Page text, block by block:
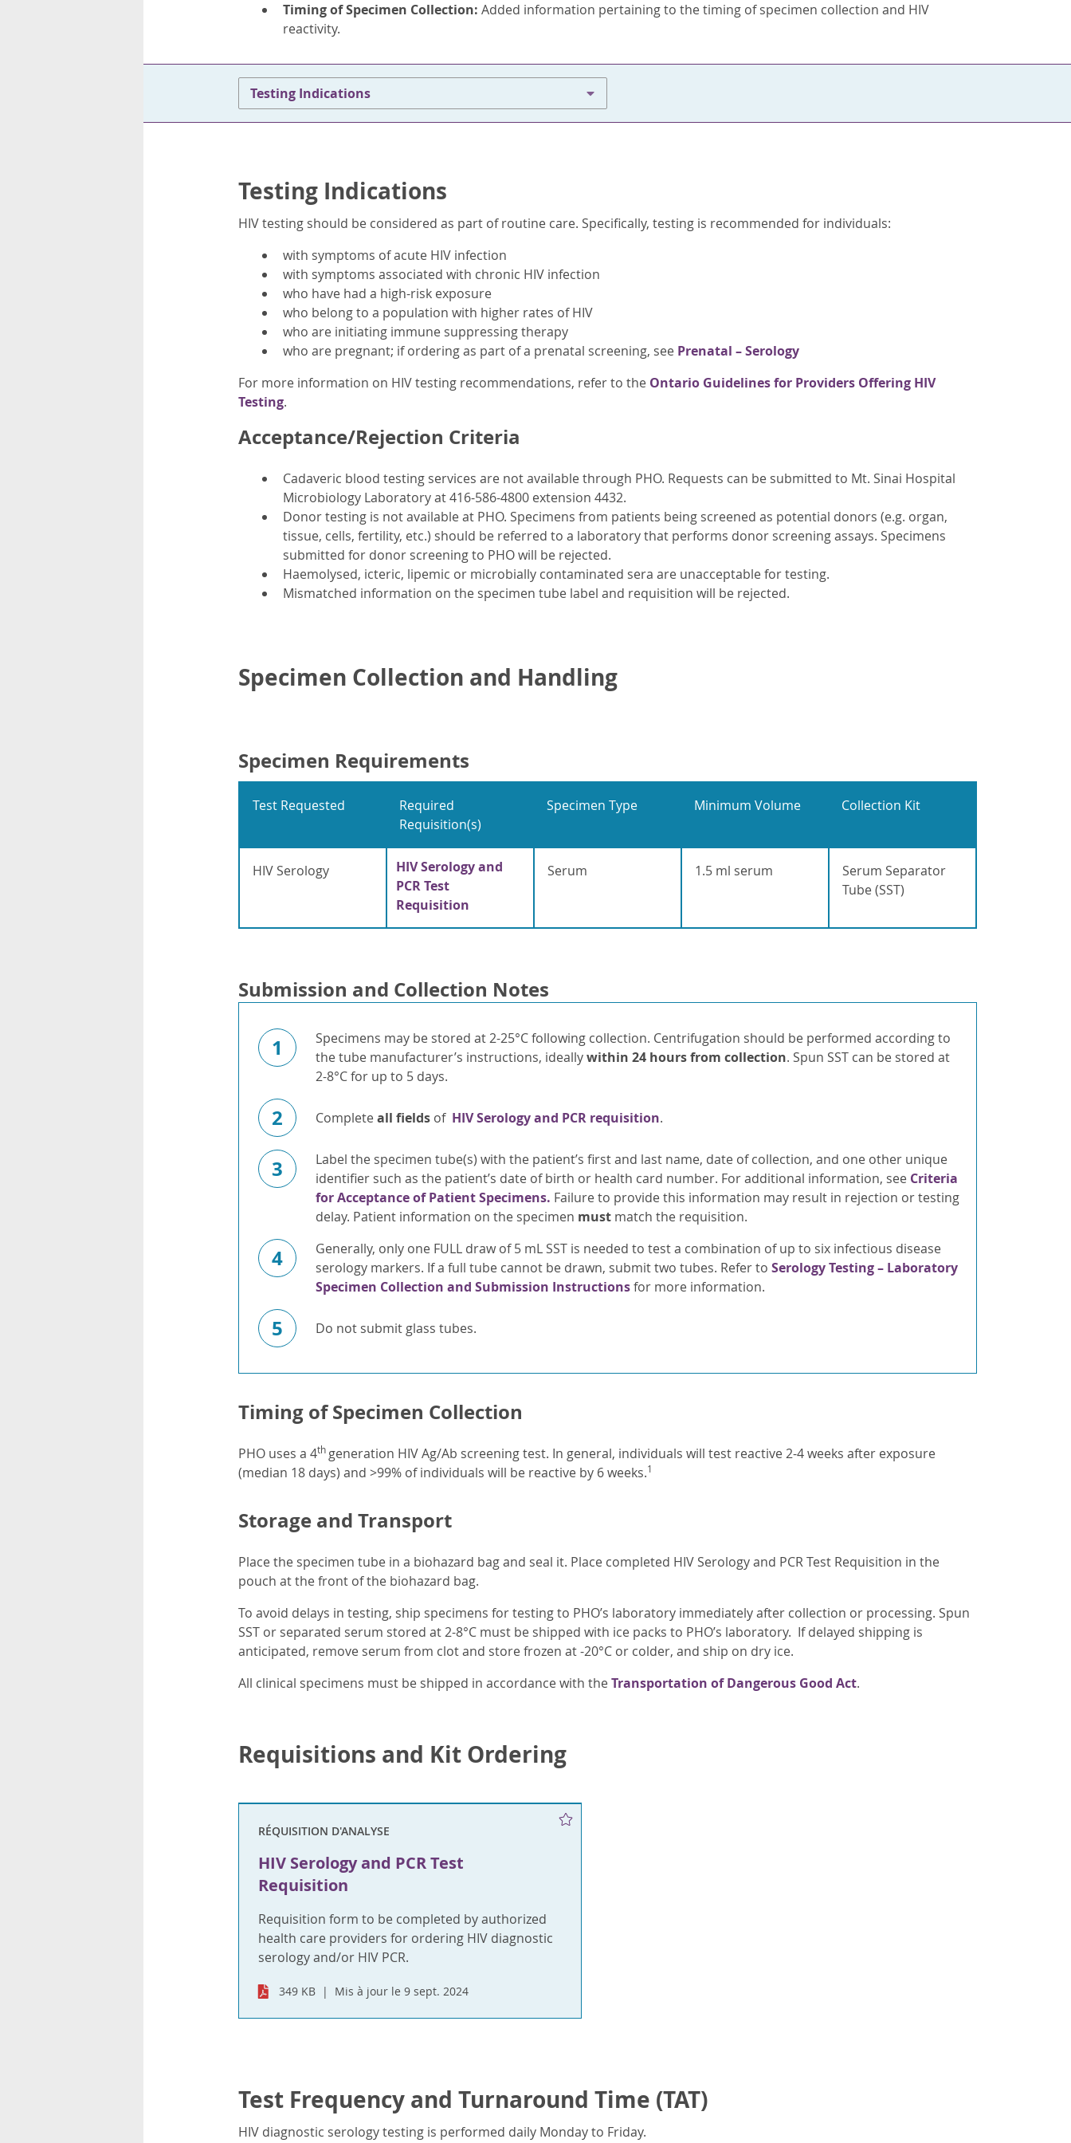
Timing of Specimen Collection: Added information pertaining to the timing of specimen collection and HIV
reactivity.
Testing Indications
Testing Indications
HIV testing should be considered as part of routine care. Specifically, testing is recommended for individuals:
with symptoms of acute HIV infection
with symptoms associated with chronic HIV infection
who have had a high-risk exposure
who belong to a population with higher rates of HIV
who are initiating immune suppressing therapy
who are pregnant; if ordering as part of a prenatal screening, see Prenatal – Serology
For more information on HIV testing recommendations, refer to the Ontario Guidelines for Providers Offering HIV
Testing.
Acceptance/Rejection Criteria
Cadaveric blood testing services are not available through PHO. Requests can be submitted to Mt. Sinai Hospital
Microbiology Laboratory at 416-586-4800 extension 4432.
Donor testing is not available at PHO. Specimens from patients being screened as potential donors (e.g. organ,
tissue, cells, fertility, etc.) should be referred to a laboratory that performs donor screening assays. Specimens
submitted for donor screening to PHO will be rejected.
Haemolysed, icteric, lipemic or microbially contaminated sera are unacceptable for testing.
Mismatched information on the specimen tube label and requisition will be rejected.
Specimen Collection and Handling
Specimen Requirements
Test Requested
Required
Requisition(s)
Specimen Type Minimum Volume Collection Kit
HIV Serology
HIV Serology and
PCR Test
Requisition
Serum 1.5 ml serum
Serum Separator
Tube (SST)
Submission and Collection Notes
1
Specimens may be stored at 2-25°C following collection. Centrifugation should be performed according to
the tube manufacturer’s instructions, ideallywithin 24 hours from collection. Spun SST can be stored at
2-8°C for up to 5 days.
2 Completeall fields of HIV Serology and PCR requisition.
3
Label the specimen tube(s) with the patient’s first and last name, date of collection, and one other unique
identifier such as the patient’s date of birth or health card number. For additional information, see Criteria
for Acceptance of Patient Specimens. Failure to provide this information may result in rejection or testing
delay. Patient information on the specimen mustmatch the requisition.
4
Generally, only one FULL draw of 5 mL SST is needed to test a combination of up to six infectious disease
serology markers. If a full tube cannot be drawn, submit two tubes. Refer to Serology Testing – Laboratory
Specimen Collection and Submission Instructionsfor more information.
5 Do not submit glass tubes.
Timing of Specimen Collection
PHO uses a 4thgeneration HIV Ag/Ab screening test. In general, individuals will test reactive 2-4 weeks after exposure
(median 18 days) and >99% of individuals will be reactive by 6 weeks.1
Storage and Transport
Place the specimen tube in a biohazard bag and seal it. Place completed HIV Serology and PCR Test Requisition in the
pouch at the front of the biohazard bag.
To avoid delays in testing, ship specimens for testing to PHO’s laboratory immediately after collection or processing. Spun
SST or separated serum stored at 2-8°C must be shipped with ice packs to PHO’s laboratory. If delayed shipping is
anticipated, remove serum from clot and store frozen at -20°C or colder, and ship on dry ice.
All clinical specimens must be shipped in accordance with theTransportation of Dangerous Good Act.
Requisitions and Kit Ordering
RÉQUISITION D'ANALYSE
HIV Serology and PCR Test
Requisition
Requisition form to be completed by authorized
health care providers for ordering HIV diagnostic
serology and/or HIV PCR.
349 KB Mis à jour le 9 sept. 2024
Test Frequency and Turnaround Time (TAT)
HIV diagnostic serology testing is performed daily Monday to Friday.